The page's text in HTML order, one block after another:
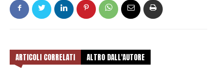
ARTICOLI CORRELATI ALTRO DALL'AUTORE